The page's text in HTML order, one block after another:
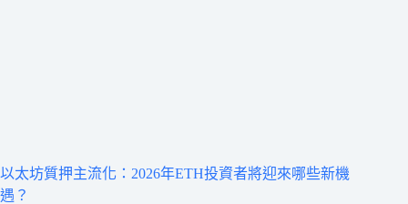
以太坊質押主流化：2026年ETH投資者將迎來哪些新機
遇？